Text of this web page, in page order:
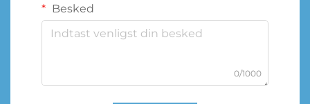
Besked
0/1000